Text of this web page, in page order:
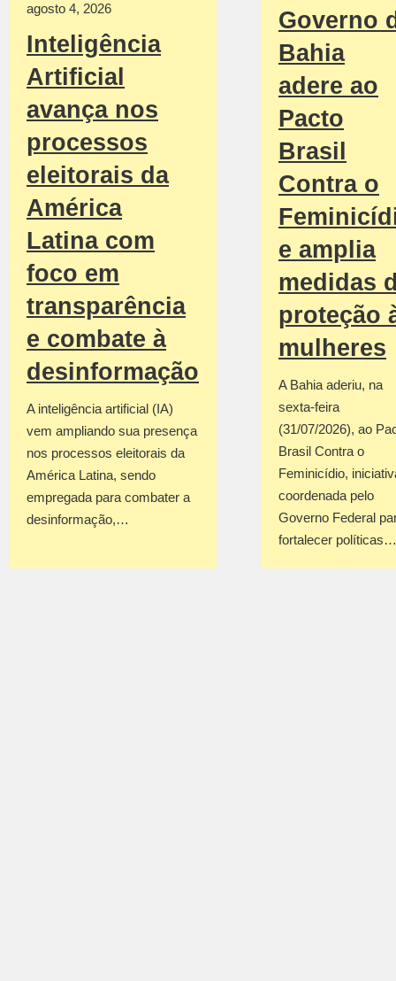
agosto 4, 2026
Inteligência
Artificial
avança nos
processos
eleitorais da
América
Latina com
foco em
transparência
e combate à
desinformação
A inteligência artificial (IA)
vem ampliando sua presença
nos processos eleitorais da
América Latina, sendo
empregada para combater a
desinformação,…
Governo
Bahia
adere ao
Pacto
Brasil
Contra o
e amplia
medidas
proteção
mulheres
A Bahia aderiu, na
sexta-feira
(31/07/2026), ao
Brasil Contra o
Feminicídio,
coordenada pelo
Governo Federal
fortalecer políticas…